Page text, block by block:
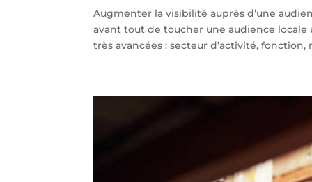
Augmenter la visibilité auprès d’une
avant tout de toucher une audience
très avancées : secteur d’activité, fonction,